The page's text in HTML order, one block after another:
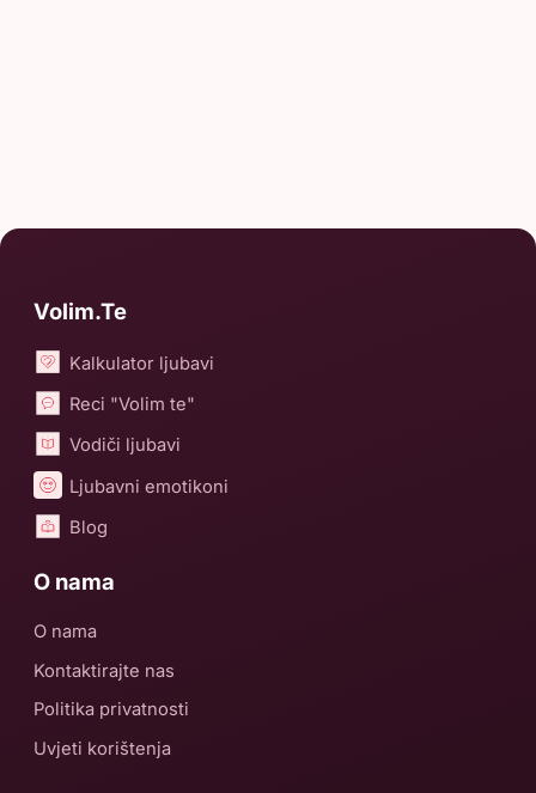
Volim.Te
Kalkulator ljubavi
Reci "Volim te"
Vodiči ljubavi
Ljubavni emotikoni
Blog
O nama
O nama
Kontaktirajte nas
Politika privatnosti
Uvjeti korištenja